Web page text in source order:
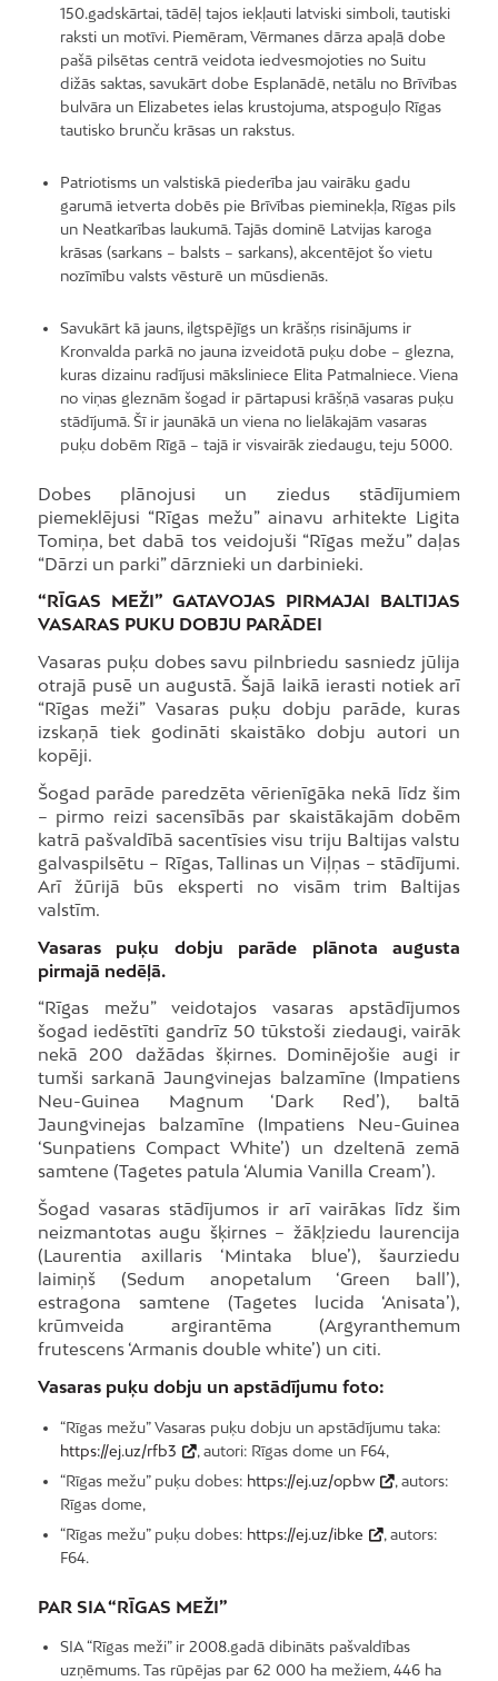
150.gadskārtai, tādēļ tajos iekļauti latviski simboli, tautiski
raksti un motīvi. Piemēram, Vērmanes dārza apaļā dobe
pašā pilsētas centrā veidota iedvesmojoties no Suitu
dižās saktas, savukārt dobe Esplanādē, netālu no Brīvības
bulvāra un Elizabetes ielas krustojuma, atspoguļo Rīgas
tautisko brunču krāsas un rakstus.
Patriotisms un valstiskā piederība jau vairāku gadu
garumā ietverta dobēs pie Brīvības pieminekļa, Rīgas pils
un Neatkarības laukumā. Tajās dominē Latvijas karoga
krāsas (sarkans – balsts – sarkans), akcentējot šo vietu
nozīmību valsts vēsturē un mūsdienās.
Savukārt kā jauns, ilgtspējīgs un krāšņs risinājums ir
Kronvalda parkā no jauna izveidotā puķu dobe – glezna,
kuras dizainu radījusi māksliniece Elita Patmalniece. Viena
no viņas gleznām šogad ir pārtapusi krāšņā vasaras puķu
stādījumā. Šī ir jaunākā un viena no lielākajām vasaras
puķu dobēm Rīgā – tajā ir visvairāk ziedaugu, teju 5000.
Dobes plānojusi un ziedus stādījumiem
piemeklējusi “Rīgas mežu” ainavu arhitekte Ligita
Tomiņa, bet dabā tos veidojuši “Rīgas mežu” daļas
“Dārzi un parki” dārznieki un darbinieki.
“RĪGAS MEŽI” GATAVOJAS PIRMAJAI BALTIJAS
VASARAS PUKU DOBJU PARĀDEI
Vasaras puķu dobes savu pilnbriedu sasniedz jūlija
otrajā pusē un augustā. Šajā laikā ierasti notiek arī
“Rīgas meži” Vasaras puķu dobju parāde, kuras
izskaņā tiek godināti skaistāko dobju autori un
kopēji.
Šogad parāde paredzēta vērienīgāka nekā līdz šim
– pirmo reizi sacensībās par skaistākajām dobēm
katrā pašvaldībā sacentīsies visu triju Baltijas valstu
galvaspilsētu – Rīgas, Tallinas un Viļņas – stādījumi.
Arī žūrijā būs eksperti no visām trim Baltijas
valstīm.
Vasaras puķu dobju parāde plānota augusta
pirmajā nedēļā.
“Rīgas mežu” veidotajos vasaras apstādījumos
šogad iedēstīti gandrīz 50 tūkstoši ziedaugi, vairāk
nekā 200 dažādas šķirnes. Dominējošie augi ir
tumši sarkanā Jaungvinejas balzamīne (Impatiens
Neu-Guinea Magnum ‘Dark Red’), baltā
Jaungvinejas balzamīne (Impatiens Neu-Guinea
‘Sunpatiens Compact White’) un dzeltenā zemā
samtene (Tagetes patula ‘Alumia Vanilla Cream’).
Šogad vasaras stādījumos ir arī vairākas līdz šim
neizmantotas augu šķirnes – žākļziedu laurencija
(Laurentia axillaris ‘Mintaka blue’), šaurziedu
laimiņš (Sedum anopetalum ‘Green ball’),
estragona samtene (Tagetes lucida ‘Anisata’),
krūmveida argirantēma (Argyranthemum
frutescens ‘Armanis double white’) un citi.
Vasaras puķu dobju un apstādījumu foto:
“Rīgas mežu” Vasaras puķu dobju un apstādījumu taka:
https://ej.uz/rfb3
, autori: Rīgas dome un F64,
“Rīgas mežu” puķu dobes: https://ej.uz/opbw
, autors:
Rīgas dome,
“Rīgas mežu” puķu dobes: https://ej.uz/ibke
, autors:
F64.
PAR SIA “RĪGAS MEŽI”
SIA “Rīgas meži” ir 2008.gadā dibināts pašvaldības
uzņēmums. Tas rūpējas par 62 000 ha mežiem, 446 ha